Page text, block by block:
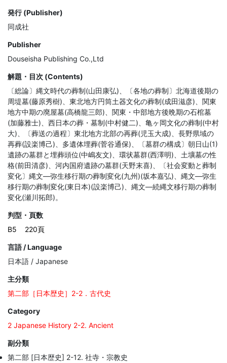
発行 (Publisher)
同成社
Publisher
Douseisha Publishing Co.,Ltd
解題・目次 (Contents)
〔総論〕縄文時代の葬制(山田康弘)、〔各地の葬制〕北海道後期の
周堤墓(藤原秀樹)、東北地方円筒土器文化の葬制(成田滋彦)、関東
地方中期の廃屋墓(高橋龍三郎)、関東・中部地方後晩期の石棺墓
(加藤雅士)、西日本の葬・墓制(中村健二)、亀ヶ岡文化の葬制(中村
大)、〔葬送の過程〕東北地方北部の再葬(児玉大成)、長野県域の
再葬(設楽博己)、多遺体埋葬(菅谷通保)、〔墓群の構成〕朝日山(1)
遺跡の墓群と埋葬頭位(中嶋友文)、環状墓群(西澤明)、土壙墓の性
格(前田清彦)、河内国府遺跡の墓群(天野末喜)、〔社会変動と葬制
変化〕縄文―弥生移行期の葬制変化(九州)(坂本嘉弘)、縄文―弥生
移行期の葬制変化(東日本)(設楽博己)、縄文―続縄文移行期の葬制
変化(瀬川拓郎)。
判型・頁数
B5
220頁
言語 / Language
日本語 / Japanese
主分類
第二部［日本歴史］2-2．古代史
Category
2 Japanese History 2-2. Ancient
副分類
第二部 [日本歴史] 2-12. 社寺・宗教史